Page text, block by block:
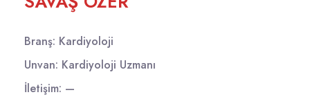
Branş: Kardiyoloji
Unvan: Kardiyoloji Uzmanı
İletişim: —